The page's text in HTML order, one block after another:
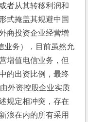
者从其转移利润和
式掩盖其规避中国
商投资企业经营增
业务），目前虽然允
增值电信业务，但
的出资比例，最终
外资控股企业实质
规定相冲突，存在
浪在内的所有采用